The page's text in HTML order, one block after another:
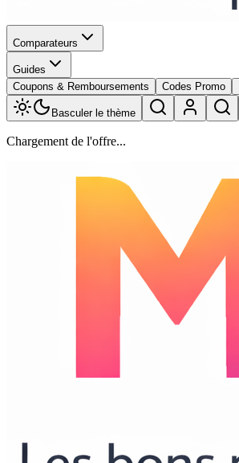
Comparateurs
Guides
Coupons & Remboursements
Codes Promo
Basculer le thème
Chargement de l'offre...